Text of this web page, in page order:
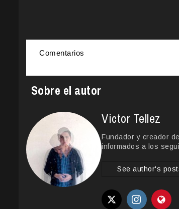
Comentarios
Sobre el autor
Victor Tellez
Fundador y creador
informados a los
See author's